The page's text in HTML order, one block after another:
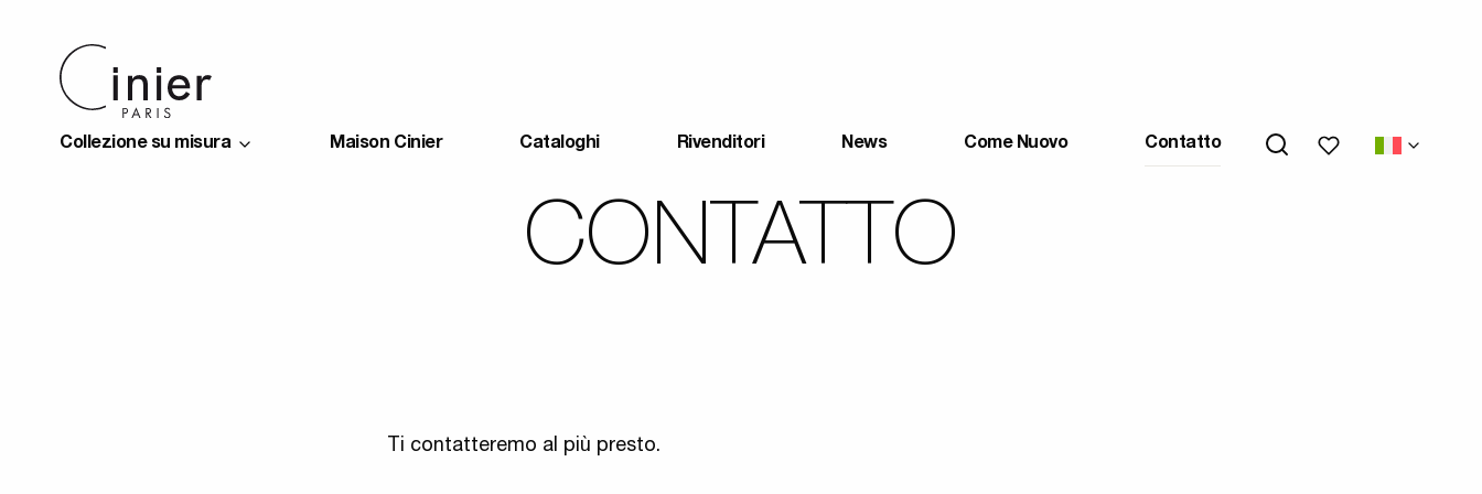
Collezione su misura Maison Cinier Cataloghi Rivenditori News Come Nuovo Contatto My wishlists
CONTATTO
Ti contatteremo al più presto.